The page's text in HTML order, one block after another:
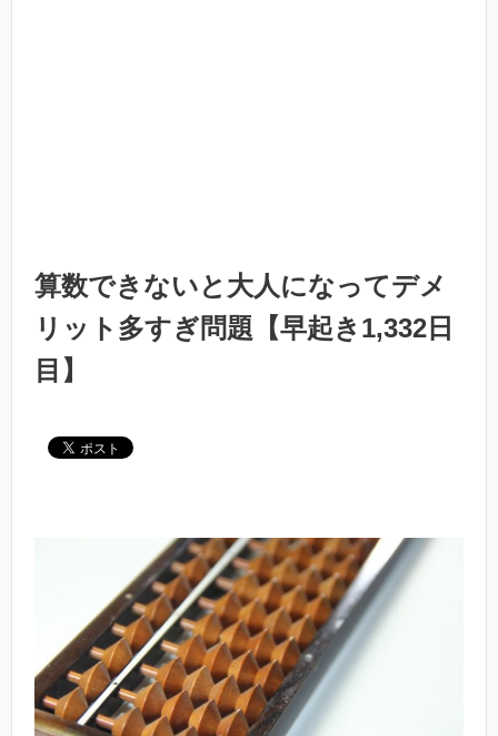
算数できないと大人になってデメ
リット多すぎ問題【早起き1,332日
目】